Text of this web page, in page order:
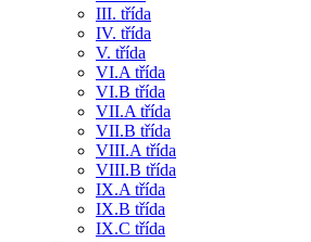
III. třída
IV. třída
V. třída
VI.A třída
VI.B třída
VII.A třída
VII.B třída
VIII.A třída
VIII.B třída
IX.A třída
IX.B třída
IX.C třída